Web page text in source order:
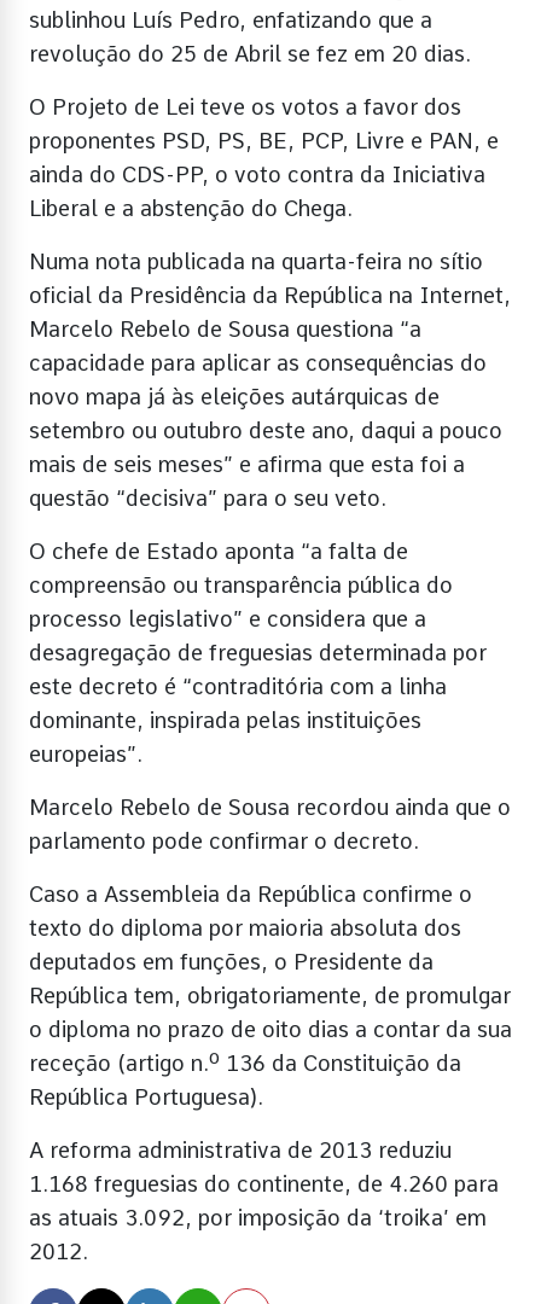
sublinhou Luís Pedro, enfatizando que a
revolução do 25 de Abril se fez em 20 dias.
O Projeto de Lei teve os votos a favor dos
proponentes PSD, PS, BE, PCP, Livre e PAN, e
ainda do CDS-PP, o voto contra da Iniciativa
Liberal e a abstenção do Chega.
Numa nota publicada na quarta-feira no sítio
oficial da Presidência da República na Internet,
Marcelo Rebelo de Sousa questiona “a
capacidade para aplicar as consequências do
novo mapa já às eleições autárquicas de
setembro ou outubro deste ano, daqui a pouco
mais de seis meses” e afirma que esta foi a
questão “decisiva” para o seu veto.
O chefe de Estado aponta “a falta de
compreensão ou transparência pública do
processo legislativo” e considera que a
desagregação de freguesias determinada por
este decreto é “contraditória com a linha
dominante, inspirada pelas instituições
europeias”.
Marcelo Rebelo de Sousa recordou ainda que o
parlamento pode confirmar o decreto.
Caso a Assembleia da República confirme o
texto do diploma por maioria absoluta dos
deputados em funções, o Presidente da
República tem, obrigatoriamente, de promulgar
o diploma no prazo de oito dias a contar da sua
receção (artigo n.º 136 da Constituição da
República Portuguesa).
A reforma administrativa de 2013 reduziu
1.168 freguesias do continente, de 4.260 para
as atuais 3.092, por imposição da ‘troika’ em
2012.